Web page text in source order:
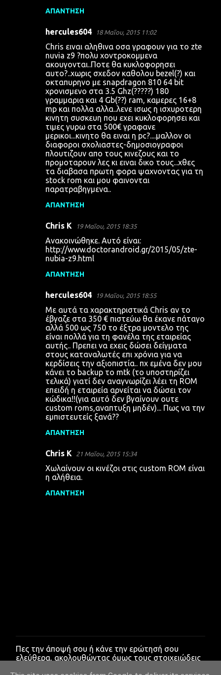
ΑΠΆΝΤΗΣΗ
hercules604 18 Μαΐου, 2015 11:02
Chris ειναι αληθινα οσα γραφουν για το zte
nuvia z9 ?πολυ χοντροκομμενα
ακουγονται..Ποτε θα κυκλοφορησει
αυτο?..χωρις σχεδον καθολου bezel(?) και
οκταπυρηνο με snapdragon 810 64 bit
χρονισμενο στα 3.5 Ghz(?????) 180
γραμμαρια και 4 Gb(??) ram, καμερες 16+8
mp και πολλα αλλα..λενε ισως η ισχυροτερη
κινητη συσκευη που εχει κυκλοφορησει και
τιμες γυρω στα 500€ γραφανε
μερικοι...κινητο θα ειναι η pc?....μαλλον οι
διαφοροι σχολιαστες-δημοσιογραφοι
πλουτιζουν απο τους κινεζους και το
προμοταρουν λες κι ειναι δικο τους...χθες
τα διαβασα πρωτη φορα ψαχνοντας για τη
stock rom και μου φαινονται
παρατραβηγμενα..
ΑΠΆΝΤΗΣΗ
Chris K 19 Μαΐου, 2015 18:35
Ανακοινώθηκε. Αυτό είναι:
http://www.doctorandroid.gr/2015/05/zte-
nubia-z9.html
ΑΠΆΝΤΗΣΗ
hercules604 19 Μαΐου, 2015 18:55
Με αυτά τα χαρακτηριστικά Chris αν το
έβγαζε στα 350 € πιστεύω θα έκανε πάταγο
αλλά 500 ως 750 το έξτρα μοντελο της
είναι πολλά για τη φανέλα της εταιρείας
αυτής.. Πρεπει να εχεις δώσει δείγματα
στους καταναλωτές επι χρόνια για να
κερδίσεις την αξιοπιστία.. πχ εμένα δεν μου
κάνει το backup το mtk (το υποστηρίζει
τελικά) γιατί δεν αναγνωρίζει λέει τη ROM
επειδή η εταιρεία αρνείται να δώσει τον
κώδικα!!(για αυτό δεν βγαίνουν ουτε
custom roms,αναπτυξη μηδέν)... Πως να την
εμπιστευτείς ξανά??
ΑΠΆΝΤΗΣΗ
Chris K 21 Μαΐου, 2015 15:34
Χωλαίνουν οι κινέζοι στις custom ROM είναι
η αλήθεια.
ΑΠΆΝΤΗΣΗ
Δ
η
Πες την άποψή σου ή κάνε την ερώτησή σου
ελεύθερα, ακολουθώντας όμως τους στοιχειώδεις